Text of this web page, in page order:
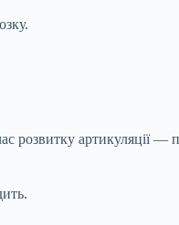
розвитку артикуляції —